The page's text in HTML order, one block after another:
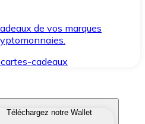
de vos marques
cadeaux
Téléchargez notre Wallet